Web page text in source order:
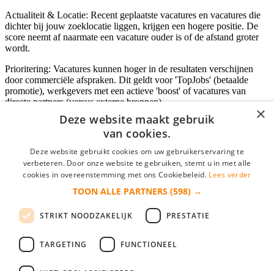
Actualiteit & Locatie: Recent geplaatste vacatures en vacatures die
dichter bij jouw zoeklocatie liggen, krijgen een hogere positie. De
score neemt af naarmate een vacature ouder is of de afstand groter
wordt.
Prioritering: Vacatures kunnen hoger in de resultaten verschijnen
door commerciële afspraken. Dit geldt voor 'TopJobs' (betaalde
promotie), werkgevers met een actieve 'boost' of vacatures van
directe partners (versus externe bronnen).
Inloggen als bedrijf
*
login gegevens onthouden
login
Bedrijf aanmelden
×
Deze website maakt gebruik
van cookies.
Deze website gebruikt cookies om uw gebruikerservaring te
verbeteren. Door onze website te gebruiken, stemt u in met alle
cookies in overeenstemming met ons Cookiebeleid. Lees verder
TOON ALLE PARTNERS (598) →
STRIKT NOODZAKELIJK PRESTATIE
TARGETING FUNCTIONEEL